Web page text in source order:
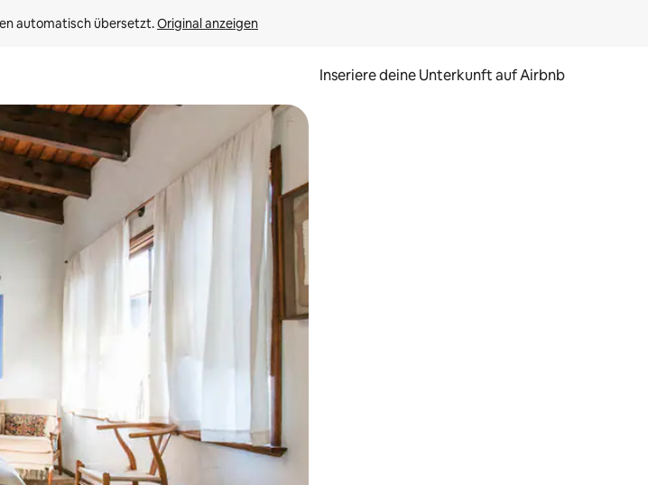
automatisch übersetzt. Original anzeigen
Inseriere deine Unterkunft auf Airbnb
oder erkunde die Ergebnisse durch Berühren oder Wischgesten.